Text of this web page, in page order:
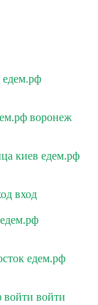
едем.рф
воронеж
киев едем.рф
вход
едем.рф
войти войти